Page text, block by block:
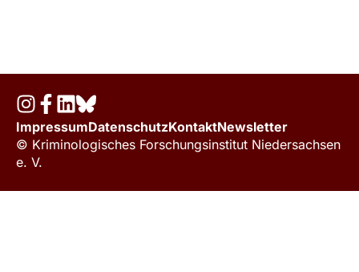
ImpressumDatenschutzKontaktNewsletter
© Kriminologisches Forschungsinstitut Niedersachsen
e. V.